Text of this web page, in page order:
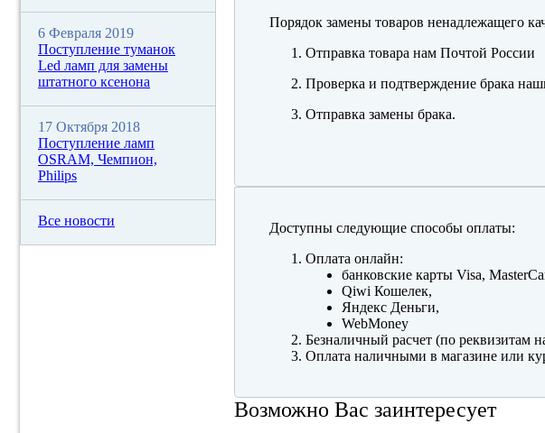
Порядок замены товаров ненадлежащего
Отправка товара нам Почтой России
Проверка и подтверждение брака
Отправка замены брака.
Доступны следующие способы оплаты:
Оплата онлайн:
банковские карты Visa,
Qiwi Кошелек,
Яндекс Деньги,
WebMoney
Безналичный расчет (по реквизитам
Оплата наличными в магазине или
Возможно Вас заинтересует
6 Февраля 2019
Поступление туманок
Led ламп для замены
штатного ксенона
17 Октября 2018
Поступление ламп
OSRAM, Чемпион,
Philips
Все новости